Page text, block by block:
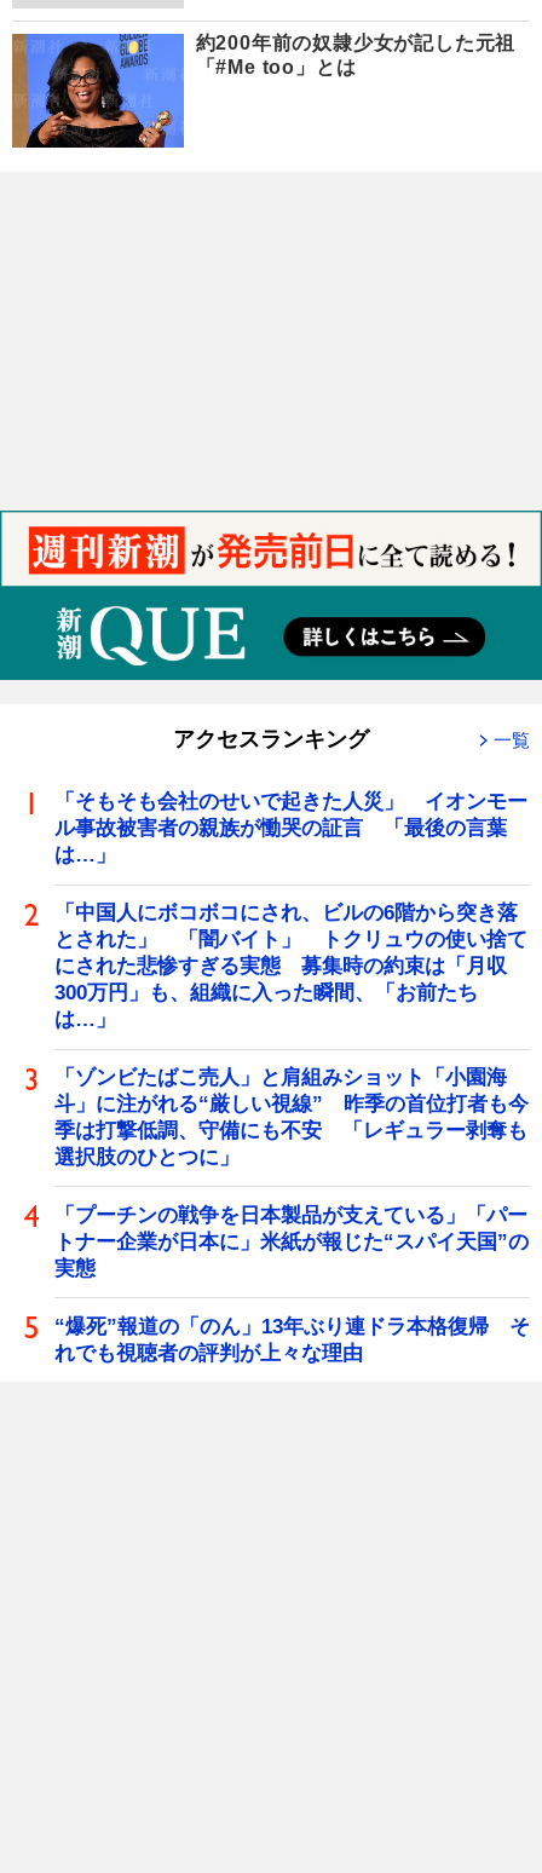
約200年前の奴隷少女が記した元祖
「#Me too」とは
アクセスランキング 一覧
「そもそも会社のせいで起きた人災」 イオンモー
ル事故被害者の親族が慟哭の証言 「最後の言葉
は…」
「中国人にボコボコにされ、ビルの6階から突き落
とされた」 「闇バイト」 トクリュウの使い捨て
にされた悲惨すぎる実態 募集時の約束は「月収
300万円」も、組織に入った瞬間、「お前たち
は…」
「ゾンビたばこ売人」と肩組みショット「小園海
斗」に注がれる“厳しい視線” 昨季の首位打者も今
季は打撃低調、守備にも不安 「レギュラー剥奪も
選択肢のひとつに」
「プーチンの戦争を日本製品が支えている」「パー
トナー企業が日本に」米紙が報じた“スパイ天国”の
実態
“爆死”報道の「のん」13年ぶり連ドラ本格復帰 そ
れでも視聴者の評判が上々な理由